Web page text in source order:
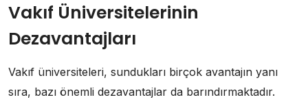
Vakıf Üniversitelerinin
Dezavantajları
Vakıf üniversiteleri, sundukları birçok avantajın yanı
sıra, bazı önemli dezavantajlar da barındırmaktadır.